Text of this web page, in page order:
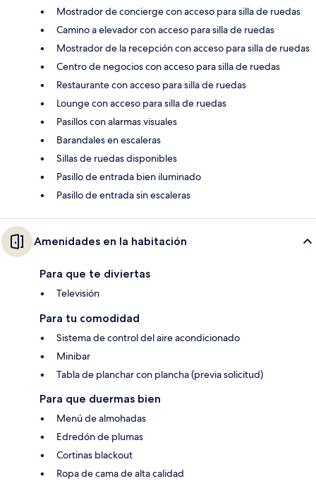
Mostrador de concierge con acceso para silla de ruedas
Camino a elevador con acceso para silla de ruedas
Mostrador de la recepción con acceso para silla de ruedas
Centro de negocios con acceso para silla de ruedas
Restaurante con acceso para silla de ruedas
Lounge con acceso para silla de ruedas
Pasillos con alarmas visuales
Barandales en escaleras
Sillas de ruedas disponibles
Pasillo de entrada bien iluminado
Pasillo de entrada sin escaleras
Amenidades en la habitación
Para que te diviertas
Televisión
Para tu comodidad
Sistema de control del aire acondicionado
Minibar
Tabla de planchar con plancha (previa solicitud)
Para que duermas bien
Menú de almohadas
Edredón de plumas
Cortinas blackout
Ropa de cama de alta calidad